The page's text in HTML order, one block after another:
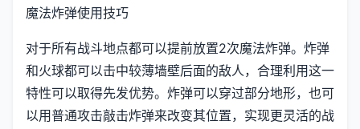
魔法炸弹使用技巧
对于所有战斗地点都可以提前放置2次魔法炸弹。炸弹
和火球都可以击中较薄墙壁后面的敌人，合理利用这一
特性可以取得先发优势。炸弹可以穿过部分地形，也可
以用普通攻击敲击炸弹来改变其位置，实现更灵活的战